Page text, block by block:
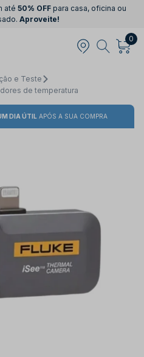
até 50% OFFpara casa, oficina ou
Aproveite!
0
e Teste
de temperatura
DIA ÚTIL APÓS A SUA COMPRA